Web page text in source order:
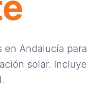
en Andalucía para
solar. Incluye